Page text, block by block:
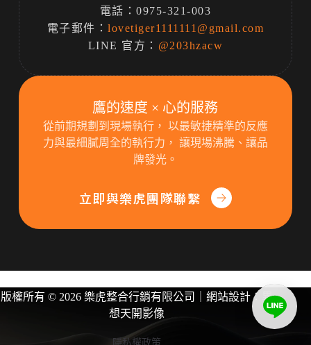
電話：0975-321-003
電子郵件：lovetiger1111111@gmail.com
LINE 官方： @203hzacw
鷹的速度 × 心的服務
從前期規劃到現場執行， 以最敏捷精準的反應
力與最細膩周全的執行力， 讓現場沸騰、讓品
牌發光。
立即與樂虎團隊聯繫
版權所有 © 2026 樂虎整合行銷有限公司｜網站設計：
異
想天開影像
隱私權政策